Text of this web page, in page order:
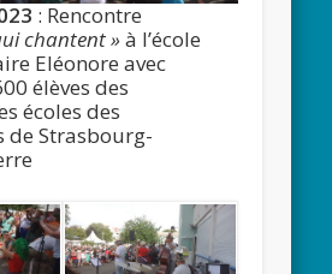
: Rencontre
chantent »à l’école
Eléonore avec
élèves des
écoles des
de Strasbourg-